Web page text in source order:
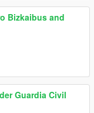
Bizkaibus and
Guardia Civil